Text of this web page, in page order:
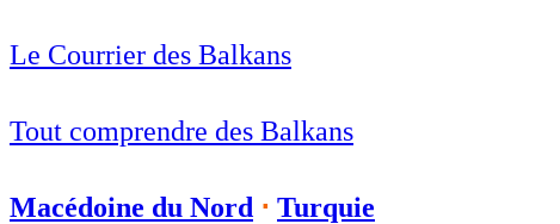
Le Courrier des Balkans
Tout comprendre des Balkans
Macédoine du Nord ⋅ Turquie